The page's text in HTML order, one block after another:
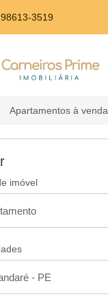
3519
Apartamentos à venda
imóvel